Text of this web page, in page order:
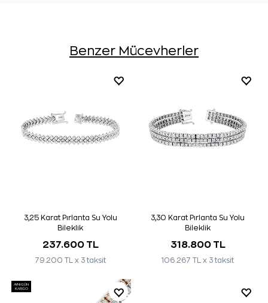
Benzer Mücevherler
3,25 Karat Pırlanta Su Yolu
Bileklik
237.600 TL
79.200 TL x 3 taksit
3,30 Karat Pırlanta Su Yolu
Bileklik
318.800 TL
106.267 TL x 3 taksit
AYNI GÜN
KARGO